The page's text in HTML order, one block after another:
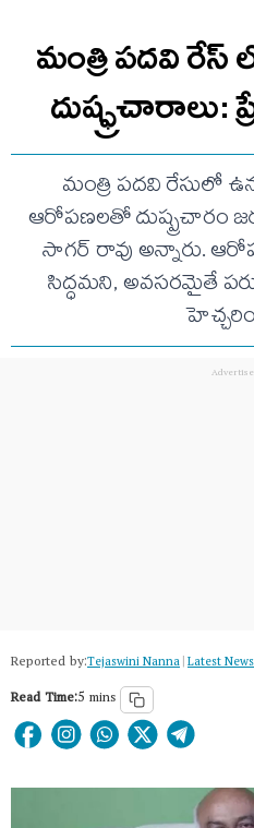
మంత్రి పదవి
దుష్ఫ్రచారాలు:
మంత్రి పదవి రేసులో
ఆరోపణలతో దుష్ప్రచారం
సాగర్ రావు అన్నారు.
సిద్ధమని, అవసరమైతే
Reported by:Tejaswini Nanna|Latest News
Read Time:5 mins